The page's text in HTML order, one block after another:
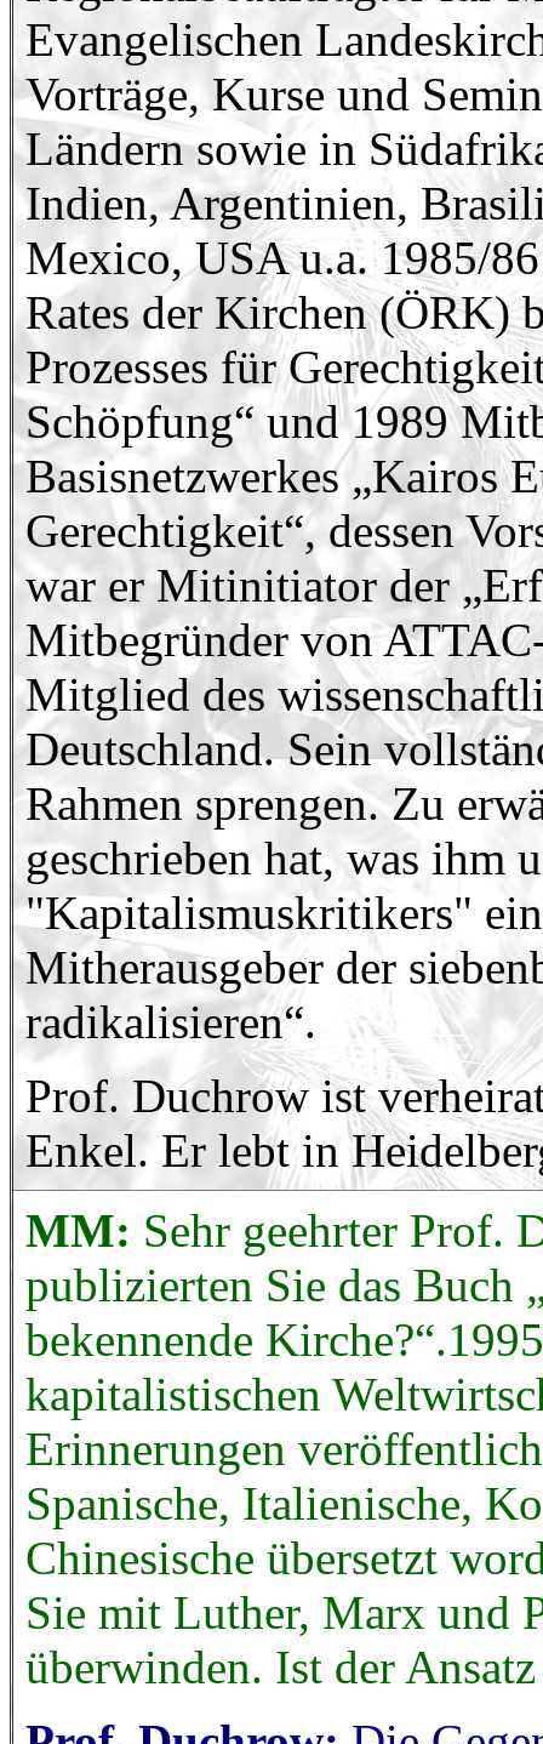
Evangelischen
Vorträge, Kurse und
Ländern sowie in
Indien, Argentinien,
Mexico, USA u.a. 1985/
Rates der Kirchen (ÖRK)
Prozesses für
Schöpfung“ und 1989
Basisnetzwerkes „Kairos
Gerechtigkeit“, dessen
war er Mitinitiator der
Mitbegründer von
Mitglied des
Deutschland. Sein
Rahmen sprengen. Zu
geschrieben hat, was ihm
"Kapitalismuskritikers"
Mitherausgeber der
radikalisieren“.
Prof. Duchrow ist
Enkel. Er lebt in
MM: Sehr geehrter Prof.
publizierten Sie das Buch
bekennende
kapitalistischen
Erinnerungen
Spanische, Italienische,
Chinesische übersetzt
Sie mit Luther, Marx und
überwinden. Ist der